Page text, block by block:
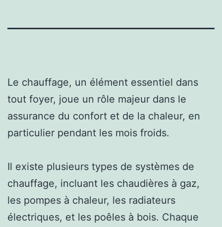
Le chauffage, un élément essentiel dans
tout foyer, joue un rôle majeur dans le
assurance du confort et de la chaleur, en
particulier pendant les mois froids.
Il existe plusieurs types de systèmes de
chauffage, incluant les chaudières à gaz,
les pompes à chaleur, les radiateurs
électriques, et les poêles à bois. Chaque